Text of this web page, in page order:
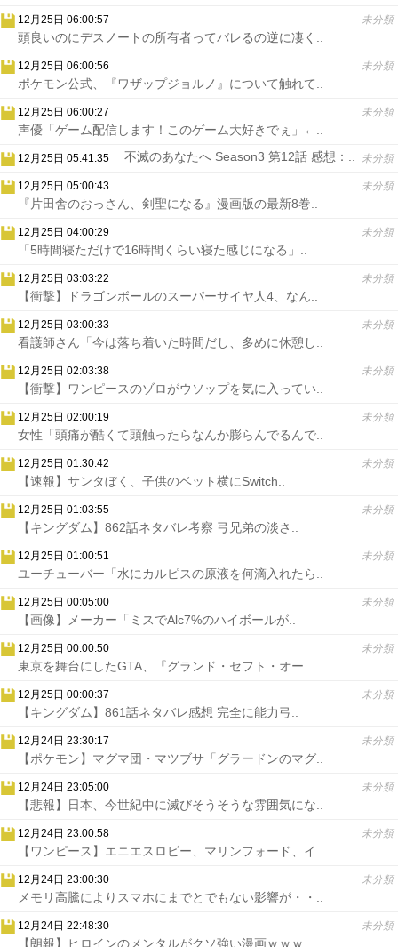
12月25日 06:00:57 未分類
頭良いのにデスノートの所有者ってバレるの逆に凄く..
12月25日 06:00:56 未分類
ポケモン公式、『ワザップジョルノ』について触れて..
12月25日 06:00:27 未分類
声優「ゲーム配信します！このゲーム大好きでぇ」←..
12月25日 05:41:35 未分類
不滅のあなたへ Season3 第12話 感想：..
12月25日 05:00:43 未分類
『片田舎のおっさん、剣聖になる』漫画版の最新8巻..
12月25日 04:00:29 未分類
「5時間寝ただけで16時間くらい寝た感じになる」..
12月25日 03:03:22 未分類
【衝撃】ドラゴンボールのスーパーサイヤ人4、なん..
12月25日 03:00:33 未分類
看護師さん「今は落ち着いた時間だし、多めに休憩し..
12月25日 02:03:38 未分類
【衝撃】ワンピースのゾロがウソップを気に入ってい..
12月25日 02:00:19 未分類
女性「頭痛が酷くて頭触ったらなんか膨らんでるんで..
12月25日 01:30:42 未分類
【速報】サンタぼく、子供のベット横にSwitch..
12月25日 01:03:55 未分類
【キングダム】862話ネタバレ考察 弓兄弟の淡さ..
12月25日 01:00:51 未分類
ユーチューバー「水にカルピスの原液を何滴入れたら..
12月25日 00:05:00 未分類
【画像】メーカー「ミスでAlc7%のハイボールが..
12月25日 00:00:50 未分類
東京を舞台にしたGTA、『グランド・セフト・オー..
12月25日 00:00:37 未分類
【キングダム】861話ネタバレ感想 完全に能力弓..
12月24日 23:30:17 未分類
【ポケモン】マグマ団・マツブサ「グラードンのマグ..
12月24日 23:05:00 未分類
【悲報】日本、今世紀中に滅びそうそうな雰囲気にな..
12月24日 23:00:58 未分類
【ワンピース】エニエスロビー、マリンフォード、イ..
12月24日 23:00:30 未分類
メモリ高騰によりスマホにまでとでもない影響が・・..
12月24日 22:48:30 未分類
【朗報】ヒロインのメンタルがクソ強い漫画ｗｗｗ..